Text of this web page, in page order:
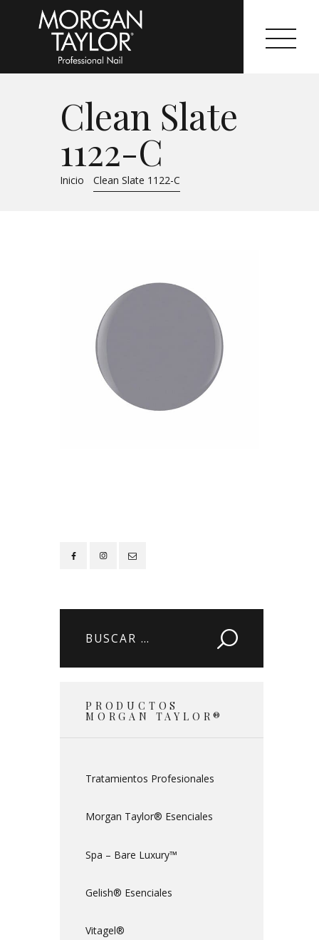
Clean Slate
1122-C
Inicio Clean Slate 1122-C
Morgan Taylor®
Sistemas Profesionales
Cartas de Color
Tutoriales
Contacto
Buscar:
PRODUCTOS
MORGAN TAYLOR®
Tratamientos Profesionales
Morgan Taylor® Esenciales
Spa – Bare Luxury™
Gelish® Esenciales
Vitagel®